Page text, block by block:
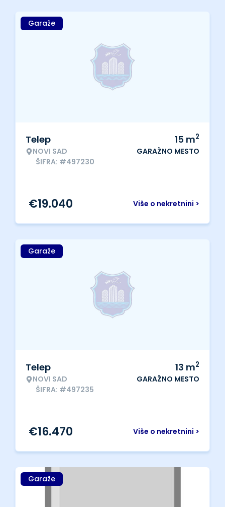
Garaže
Telep
NOVI SAD
ŠIFRA: #497230
15 m2
GARAŽNO MESTO
Više o nekretnini >
€19.040
Garaže
Telep
NOVI SAD
ŠIFRA: #497235
13 m2
GARAŽNO MESTO
Više o nekretnini >
€16.470
Garaže